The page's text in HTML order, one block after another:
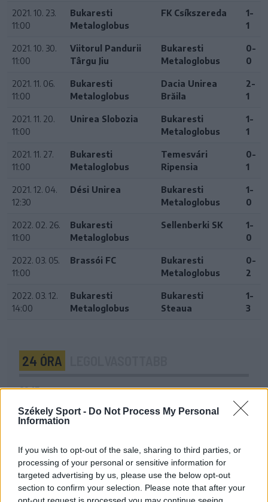
Székely Sport - Do Not Process My Personal
Information
If you wish to opt-out of the sale, sharing to third parties, or
processing of your personal or sensitive information for
targeted advertising by us, please use the below opt-out
section to confirm your selection. Please note that after your
opt-out request is processed you may continue seeing
2021. 10. 23.
11:00
Bukaresti
Metaloglobus
FK Csíkszereda
1-
1
2021. 10. 30.
11:00
Viitorul Pandurii
Târgu Jiu
Bukaresti
Metaloglobus
0-
0
2021. 11. 06.
11:00
Bukaresti
Metaloglobus
Dacia Unirea
Brăila
2-
1
2021. 11. 20.
11:00
Unirea Slobozia
Bukaresti
Metaloglobus
1-
1
2021. 11. 27.
11:00
Bukaresti
Metaloglobus
Temesvári
Ripensia
0-
1
2021. 12. 04.
12:30
Dési Unirea
Bukaresti
Metaloglobus
1-
0
2022. 02. 26.
11:00
Bukaresti
Metaloglobus
Sellenberki SK
1-
0
2022. 03. 05.
11:00
Brassói FC
Bukaresti
Metaloglobus
0-
2
2022. 03. 12.
14:00
Bukaresti
Metaloglobus
Bukaresti
Steaua
1-
3
24 ÓRA
20:17
Idegenben vezetett, a pihenő után visszavett az U
Craiova az EL-selejtezőn
Két FK-játékos kapott meghívót a válogatottba
16:22
Egy újonc jelentkezett, több átsorolás a Csík körzeti